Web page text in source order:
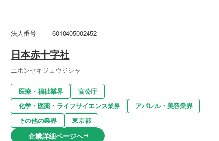
法人番号 6010405002452
日本赤十字社
ニホンセキジュウジシャ
医療・福祉業界
官公庁
化学・医薬・ライフサイエンス業界
アパレル・美容業界
その他の業界
東京都
企業詳細ページへarrow_right_alt